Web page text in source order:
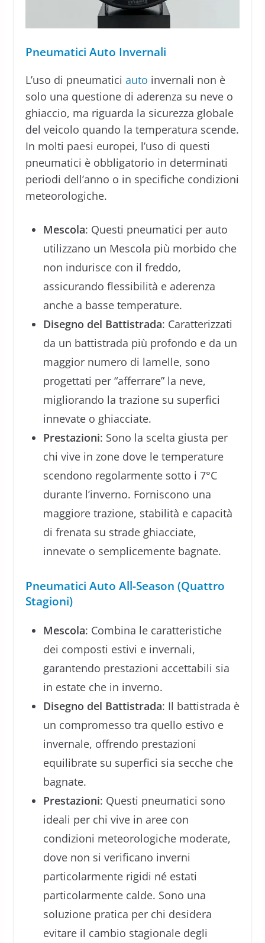
Pneumatici Auto Invernali
L’uso di pneumatici auto invernali non è
solo una questione di aderenza su neve o
ghiaccio, ma riguarda la sicurezza globale
del veicolo quando la temperatura scende.
In molti paesi europei, l’uso di questi
pneumatici è obbligatorio in determinati
periodi dell’anno o in specifiche condizioni
meteorologiche.
Mescola: Questi pneumatici per auto
utilizzano un Mescola più morbido che
non indurisce con il freddo,
assicurando flessibilità e aderenza
anche a basse temperature.
Disegno del Battistrada: Caratterizzati
da un battistrada più profondo e da un
maggior numero di lamelle, sono
progettati per “afferrare” la neve,
migliorando la trazione su superfici
innevate o ghiacciate.
Prestazioni: Sono la scelta giusta per
chi vive in zone dove le temperature
scendono regolarmente sotto i 7°C
durante l’inverno. Forniscono una
maggiore trazione, stabilità e capacità
di frenata su strade ghiacciate,
innevate o semplicemente bagnate.
Pneumatici Auto All-Season (Quattro
Stagioni)
Mescola: Combina le caratteristiche
dei composti estivi e invernali,
garantendo prestazioni accettabili sia
in estate che in inverno.
Disegno del Battistrada: Il battistrada è
un compromesso tra quello estivo e
invernale, offrendo prestazioni
equilibrate su superfici sia secche che
bagnate.
Prestazioni: Questi pneumatici sono
ideali per chi vive in aree con
condizioni meteorologiche moderate,
dove non si verificano inverni
particolarmente rigidi né estati
particolarmente calde. Sono una
soluzione pratica per chi desidera
evitare il cambio stagionale degli